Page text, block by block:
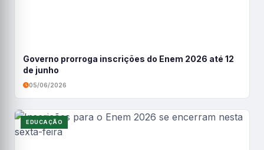
Governo prorroga inscrições do Enem 2026 até 12
de junho
05/06/2026
EDUCAÇÃO